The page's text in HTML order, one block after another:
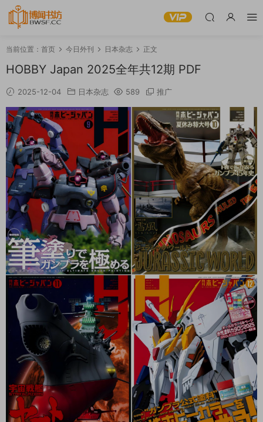
当前位置： 首页 今日外刊 日本杂志 正文
HOBBY Japan 2025全年共12期 PDF
2025-12-04 日本杂志 589 推广